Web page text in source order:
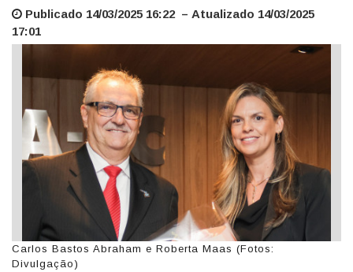
Publicado 14/03/2025 16:22 – Atualizado 14/03/2025
17:01
Carlos Bastos Abraham e Roberta Maas (Fotos:
Divulgação)